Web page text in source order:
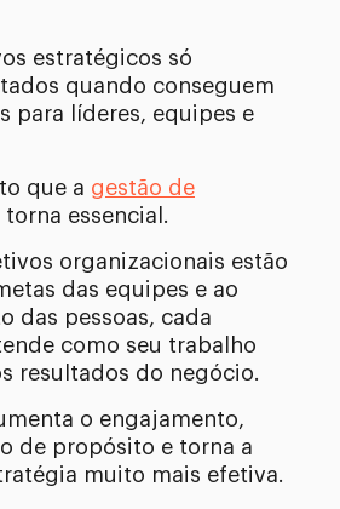
estratégicos só
quando conseguem
para líderes, equipes e
que a gestão de
torna essencial.
organizacionais estão
das equipes e ao
das pessoas, cada
como seu trabalho
resultados do negócio.
o engajamento,
de propósito e torna a
muito mais efetiva.